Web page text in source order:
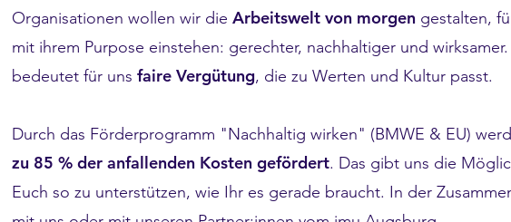
Organisationen wollen wir die Arbeitswelt von morgengestalten,
mit ihrem Purpose einstehen: gerechter, nachhaltiger und
bedeutet für uns faire Vergütung, die zu Werten und Kultur passt.
Durch das Förderprogramm "Nachhaltig wirken" (BMWE & EU)
zu 85 % der anfallenden Kosten gefördert. Das gibt uns die
Euch so zu unterstützen, wie Ihr es gerade braucht. In der